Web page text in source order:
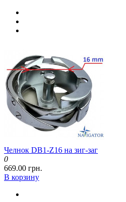
Челнок DB1-Z16 на зиг-заг
0
669.00 грн.
В корзину